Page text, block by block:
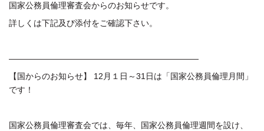
国家公務員倫理審査会からのお知らせです。
詳しくは下記及び添付をご確認下さい。
———————————————————————
【国からのお知らせ】 12月１日～31日は「国家公務員倫理月間」
です！
国家公務員倫理審査会では、毎年、国家公務員倫理週間を設け、